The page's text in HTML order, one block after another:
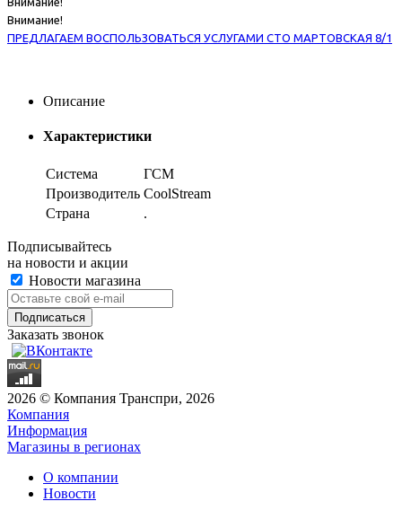
Внимание!
ПРЕДЛАГАЕМ ВОСПОЛЬЗОВАТЬСЯ УСЛУГАМИ СТО МАРТОВСКАЯ 8/1
Описание
Характеристики
Система
ГСМ
Производитель CoolStream
Страна
.
Подписывайтесь
на новости и акции
Новости магазина
Заказать звонок
2026 © Компания Транспри, 2026
Компания
Информация
Магазины в регионах
О компании
Новости